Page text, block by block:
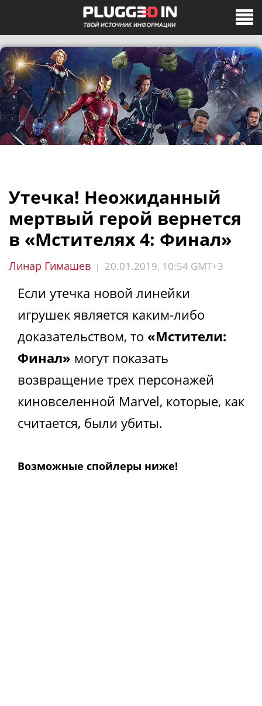
Утечка! Неожиданный
мертвый герой вернется
в «Мстителях 4: Финал»
Линар Гимашев | 20.01.2019, 10:54 GMT+3
Если утечка новой линейки
игрушек является каким-либо
доказательством, то «Мстители:
Финал» могут показать
возвращение трех персонажей
киновселенной Marvel, которые, как
считается, были убиты.
Возможные спойлеры ниже!